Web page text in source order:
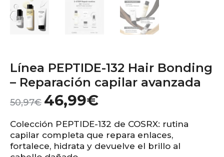
Línea PEPTIDE-132 Hair Bonding
– Reparación capilar avanzada
50,97€ 46,99€
Colección PEPTIDE-132 de COSRX: rutina
capilar completa que repara enlaces,
fortalece, hidrata y devuelve el brillo al